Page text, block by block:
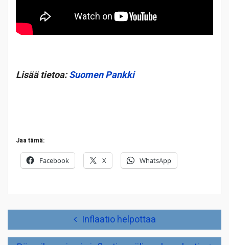
Lisää tietoa:Suomen Pankki
Jaa tämä:
Facebook X WhatsApp
Inflaatio helpottaa